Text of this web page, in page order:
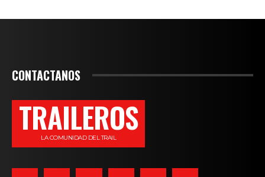
CONTACTANOS
TRAILEROS
LA COMUNIDAD DEL TRAIL